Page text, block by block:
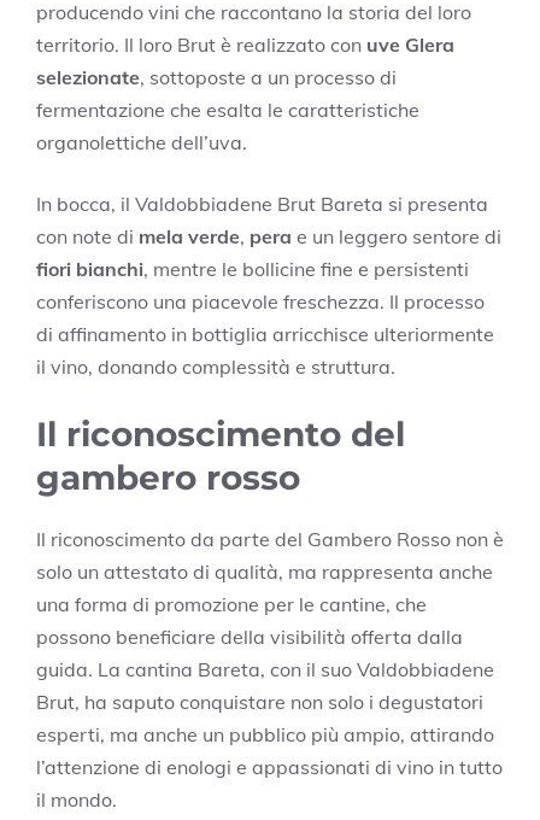
producendo vini che raccontano la storia del loro
territorio. Il loro Brut è realizzato con uve Glera
selezionate, sottoposte a un processo di
fermentazione che esalta le caratteristiche
organolettiche dell’uva.
In bocca, il Valdobbiadene Brut Bareta si presenta
con note di mela verde, pera e un leggero sentore di
fiori bianchi, mentre le bollicine fine e persistenti
conferiscono una piacevole freschezza. Il processo
di affinamento in bottiglia arricchisce ulteriormente
il vino, donando complessità e struttura.
Il riconoscimento del
gambero rosso
Il riconoscimento da parte del Gambero Rosso non è
solo un attestato di qualità, ma rappresenta anche
una forma di promozione per le cantine, che
possono beneficiare della visibilità offerta dalla
guida. La cantina Bareta, con il suo Valdobbiadene
Brut, ha saputo conquistare non solo i degustatori
esperti, ma anche un pubblico più ampio, attirando
l’attenzione di enologi e appassionati di vino in tutto
il mondo.